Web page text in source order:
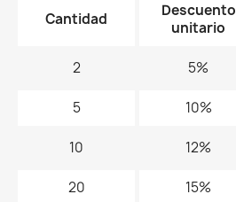
Cantidad
Descuento
unitario
2 5%
5 10%
10 12%
20 15%